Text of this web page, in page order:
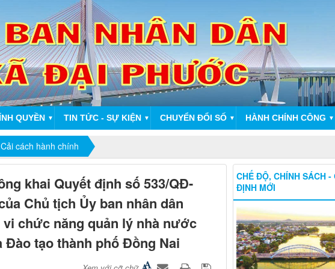
QUYỀN ▼ TIN TỨC - SỰ KIỆN ▼ CHUYỂN ĐỔI SỐ ▼ HÀNH CHÍNH CÔNG ▼
Cải cách hành chính
khai Quyết định số 533/QĐ-
Chủ tịch Ủy ban nhân dân
chức năng quản lý nhà nước
Đào tạo thành phố Đồng Nai
CHẾ ĐỘ, CHÍNH SÁCH -
ĐỊNH MỚI